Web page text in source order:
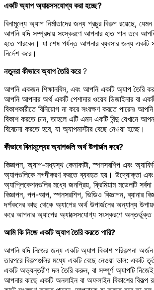
একটি অ্যাপ অ্যাক্সেসযোগ্য করা হচ্ছে?
বিনামূল্যে অ্যাপ নির্মাতাদের জন্য প্রচুর বিকল্প রয়েছে,
আপনি যদি সম্প্রদায় সংস্করণে আপনার হাত পান তবে
হতে পারবেন। যা শেষ পর্যন্ত আপনার ব্যবসার জন্য একটি
নির্দেশ করে।
নতুনরা কীভাবে অ্যাপ তৈরি করে?
আপনি একজন শিক্ষানবিস, এবং আপনি একটি অ্যাপ তৈরি
আপনি আপনার অর্থ একটি পেশাদার ওয়েব ডিজাইনার বা
বিকাশকারীতে বিনিয়োগ না করে সংরক্ষণ করতে পারেন৷
বিকাশ করতে চান, তাহলে এটি এমন একটি বিন্দু যেখানে
বিবেচনা করতে হবে, যা অ্যাপমাস্টার বেছে নেওয়া হচ্ছে।
কীভাবে বিনামূল্যের অ্যাপগুলি অর্থ উপার্জন করে?
বিজ্ঞাপন, অ্যাপ-মধ্যস্থ কেনাকাটা, স্পনসরশিপ এবং
অ্যাপগুলিকে নগদীকরণ করতে ব্যবহৃত হয়। উদ্যোক্তা এবং
অ্যাপ্লিকেশনগুলির মধ্যে জনপ্রিয়, ফ্রিমিয়াম মডেলটি
বিজ্ঞাপন, পপ-আপ, স্পনসরশিপ, ভিডিও বিজ্ঞাপন, ব্যানার
দর্শকদের কাছ থেকে অ্যাপের অর্থ উপার্জনের অন্যান্য
করে আপনার অ্যাপের অ্যাক্সেসযোগ্য সংস্করণে অন্তর্ভুক্ত
আমি কি নিজে একটি অ্যাপ তৈরি করতে পারি?
আপনি যদি নিজের জন্য একটি অ্যাপ বিকাশ পরিকল্পনা অর্জন
তারপরে বিকল্পগুলির মধ্যে একটি বেছে নেওয়া ভাল: একটি
একটি অভ্যন্তরীণ দল তৈরি করুন, বা সম্পূর্ণ অ্যাপটি
আপনার কাছে একটি অনলাইন বা অফলাইন বিকাশের